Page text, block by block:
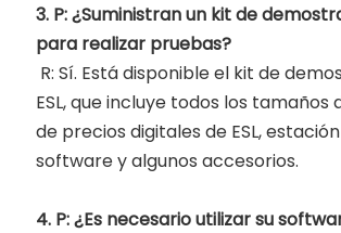
3. P: ¿Suministran un kit de
para realizar pruebas?
R: Sí. Está disponible el kit de
ESL, que incluye todos los tamaños
de precios digitales de ESL,
software y algunos accesorios.
4. P: ¿Es necesario utilizar su